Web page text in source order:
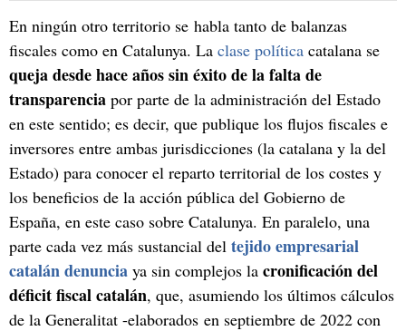
En ningún otro territorio se habla tanto de balanzas
fiscales como en Catalunya. La clase política catalana se
queja desde hace años sin éxito de la falta de
transparencia por parte de la administración del Estado
en este sentido; es decir, que publique los flujos fiscales e
inversores entre ambas jurisdicciones (la catalana y la del
Estado) para conocer el reparto territorial de los costes y
los beneficios de la acción pública del Gobierno de
España, en este caso sobre Catalunya. En paralelo, una
parte cada vez más sustancial del tejido empresarial
catalán denuncia ya sin complejos la cronificación del
déficit fiscal catalán, que, asumiendo los últimos cálculos
de la Generalitat -elaborados en septiembre de 2022 con